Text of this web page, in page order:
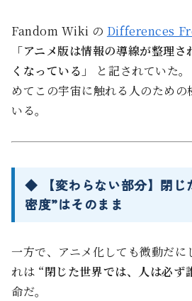
Fandom Wiki の Differences
「アニメ版は情報の導線が整理
くなっている」
と記されていた
めてこの宇宙に触れる人のための
いる。
◆ 【変わらない部分】閉じ
密度”はそのまま
一方で、アニメ化しても微動だに
れは―― “閉じた世界では、人は必ず
命だ。